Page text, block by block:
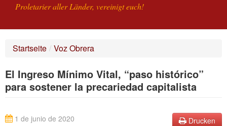
Proletarier aller Länder, vereinigt euch!
SUCHE
Startseite / Voz Obrera
El Ingreso Mínimo Vital, “paso histórico”
para sostener la precariedad capitalista
Drucken
1 de junio de 2020